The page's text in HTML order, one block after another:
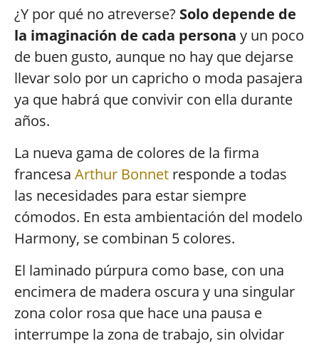
¿Y por qué no atreverse? Solo depende de
la imaginación de cada persona y un poco
de buen gusto, aunque no hay que dejarse
llevar solo por un capricho o moda pasajera
ya que habrá que convivir con ella durante
años.
La nueva gama de colores de la firma
francesa Arthur Bonnet responde a todas
las necesidades para estar siempre
cómodos. En esta ambientación del modelo
Harmony, se combinan 5 colores.
El laminado púrpura como base, con una
encimera de madera oscura y una singular
zona color rosa que hace una pausa e
interrumpe la zona de trabajo, sin olvidar